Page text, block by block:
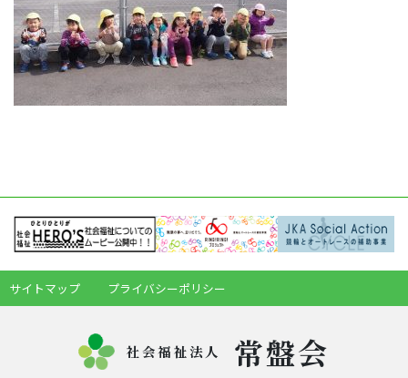
サイトマップ プライバシーポリシー
社会福祉法人 常盤会